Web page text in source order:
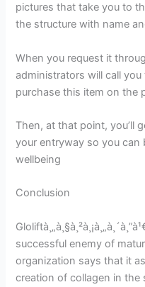
pictures that take you to
the structure with name
When you request it
administrators will call
purchase this item on the
Then, at that point, you’ll
your entryway so you
wellbeing
Conclusion
successful enemy of
organization says that it
creation of collagen in